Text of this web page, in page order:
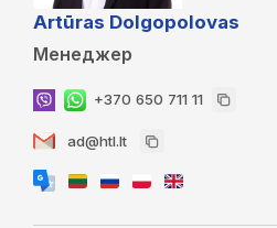
Artūras Dolgopolovas
Менеджер
+370 650 711 11
ad@htl.lt